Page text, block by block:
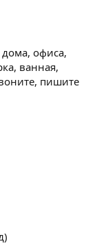
офиса,
ванная,
пишите